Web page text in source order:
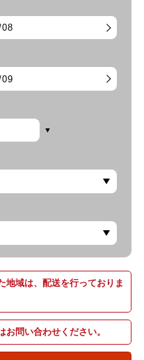
08
09
地域は、配送を行っておりま
問い合わせください。